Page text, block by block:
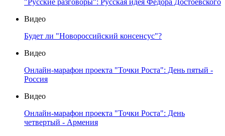
"Русские разговоры": Русская идея Федора Достоевского
Видео
Будет ли "Новороссийский консенсус"?
Видео
Онлайн-марафон проекта "Точки Роста": День пятый -
Россия
Видео
Онлайн-марафон проекта "Точки Роста": День
четвертый - Армения